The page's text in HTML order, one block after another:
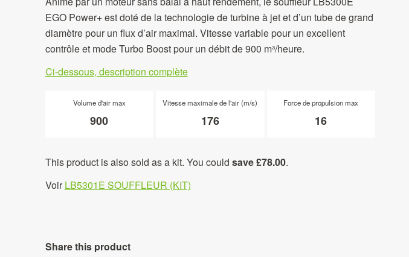
EGO Power+ est doté de la technologie de turbine à jet et d’un tube de grand
diamètre pour un flux d’air maximal. Vitesse variable pour un excellent
contrôle et mode Turbo Boost pour un débit de 900 m³/heure.
Ci-dessous, description complète
Volume d'air max
900
Vitesse maximale de l'air (m/s)
176
Force de propulsion max
16
This product is also sold as a kit. You could save £78.00.
VoirLB5301E SOUFFLEUR (KIT)
Share this product